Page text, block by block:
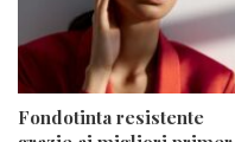
Fondotinta resistente